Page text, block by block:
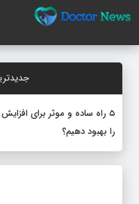
۵ راه ساده و موثر برای
را بهبود دهیم؟